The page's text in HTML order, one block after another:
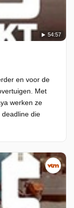
54:57
en voor de
Met
werken ze
die